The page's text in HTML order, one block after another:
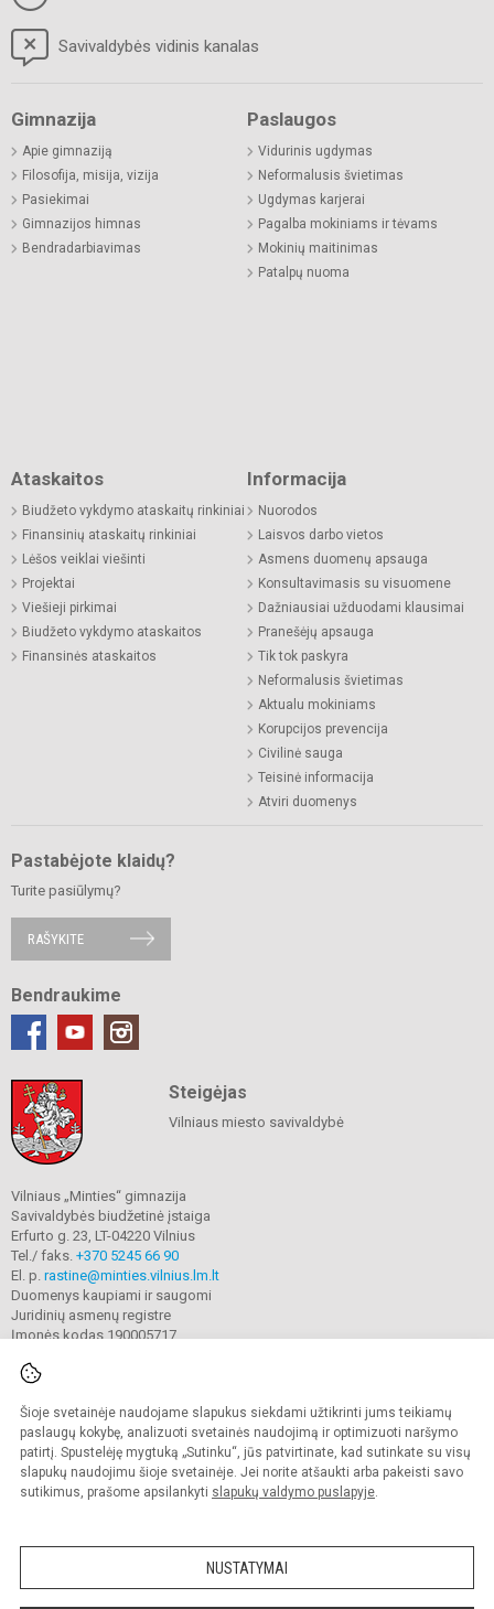
Šioje svetainėje naudojame slapukus siekdami užtikrinti jums teikiamų
paslaugų kokybę, analizuoti svetainės naudojimą ir optimizuoti naršymo
patirtį. Spustelėję mygtuką „Sutinku“, jūs patvirtinate, kad sutinkate su visų
slapukų naudojimu šioje svetainėje. Jei norite atšaukti arba pakeisti savo
sutikimus, prašome apsilankyti slapukų valdymo puslapyje.
NUSTATYMAI
Savivaldybės vidinis kanalas
Gimnazija
Apie gimnaziją
Filosofija, misija, vizija
Pasiekimai
Gimnazijos himnas
Bendradarbiavimas
Paslaugos
Vidurinis ugdymas
Neformalusis švietimas
Ugdymas karjerai
Pagalba mokiniams ir tėvams
Mokinių maitinimas
Patalpų nuoma
Ataskaitos
Biudžeto vykdymo ataskaitų rinkiniai
Finansinių ataskaitų rinkiniai
Lėšos veiklai viešinti
Projektai
Viešieji pirkimai
Biudžeto vykdymo ataskaitos
Finansinės ataskaitos
Informacija
Nuorodos
Laisvos darbo vietos
Asmens duomenų apsauga
Konsultavimasis su visuomene
Dažniausiai užduodami klausimai
Pranešėjų apsauga
Tik tok paskyra
Neformalusis švietimas
Aktualu mokiniams
Korupcijos prevencija
Civilinė sauga
Teisinė informacija
Atviri duomenys
Pastabėjote klaidų?
Turite pasiūlymų?
RAŠYKITE
Bendraukime
Steigėjas
Vilniaus miesto savivaldybė
Vilniaus „Minties“ gimnazija
Savivaldybės biudžetinė įstaiga
Erfurto g. 23, LT-04220 Vilnius
Tel./ faks. +370 5245 66 90
El. p. rastine@minties.vilnius.lm.lt
Duomenys kaupiami ir saugomi
Juridinių asmenų registre
Įmonės kodas 190005717
© 2022. Vilniaus „Minties" gimnazija. Visos teisės saugomos.
Kopijuoti turinį be raštiško gimnazijos sutikimo griežtai draudžiama.
Prieinamumo paraiška Slapukų valdymas
Sumanus būdas atnaujinti